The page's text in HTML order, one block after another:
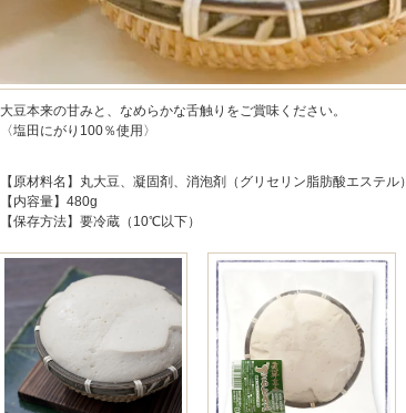
大豆本来の甘みと、なめらかな舌触りをご賞味ください。
〈塩田にがり100％使用〉
【原材料名】丸大豆、凝固剤、消泡剤（グリセリン脂肪酸エステル）
【内容量】480g
【保存方法】要冷蔵（10℃以下）